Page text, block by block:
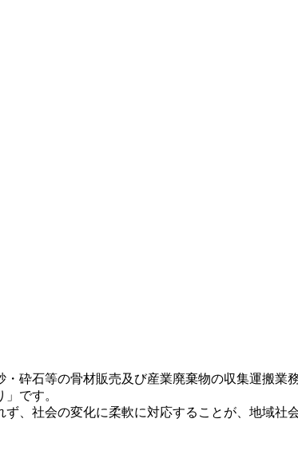
石等の骨材販売及び産業廃棄物の収集運搬業務
です。
、社会の変化に柔軟に対応することが、地域